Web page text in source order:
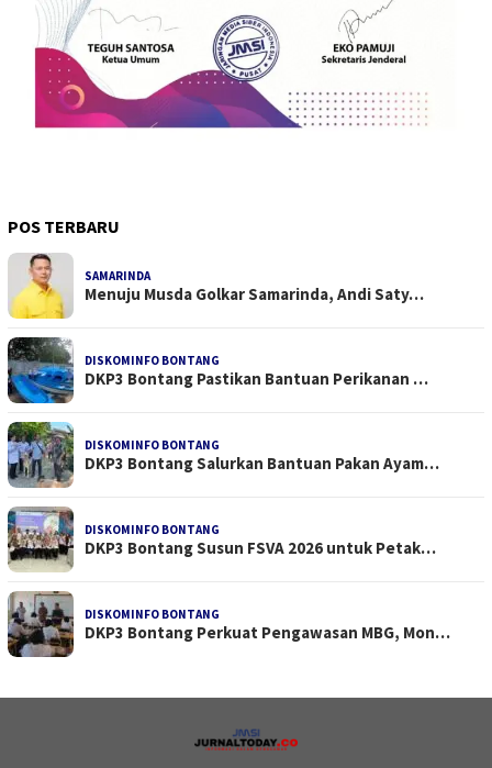
POS TERBARU
SAMARINDA
Menuju Musda Golkar Samarinda, Andi Saty…
DISKOMINFO BONTANG
DKP3 Bontang Pastikan Bantuan Perikanan …
DISKOMINFO BONTANG
DKP3 Bontang Salurkan Bantuan Pakan Ayam…
DISKOMINFO BONTANG
DKP3 Bontang Susun FSVA 2026 untuk Petak…
DISKOMINFO BONTANG
DKP3 Bontang Perkuat Pengawasan MBG, Mon…